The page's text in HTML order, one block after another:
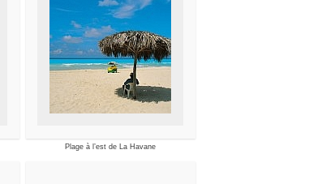
Plage à l’est de La Havane